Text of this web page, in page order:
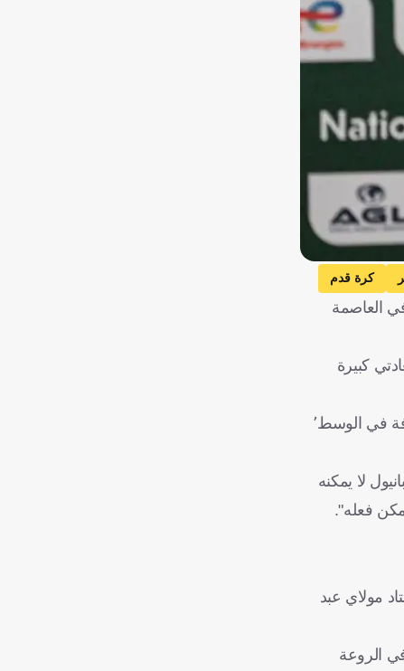
كرة قدم
العاصمة
لإعلان قائمة الأسود: "لطالما كان هذا هو هدفي وسيظل كذلك لأنه حلم كل المغاربة٬ سعادتي كبيرة
وعن اختياره العيناوي والكرواني لأول مرة، علق: "العيناوي هو نجل لاعب التنس يونس العيناوي وأنا مسرور بحضوره لأنه يمنحنا إضافة في الوسط٬
لاعب إسبانيول لا يمكنه
مولاي عبد
الروعة